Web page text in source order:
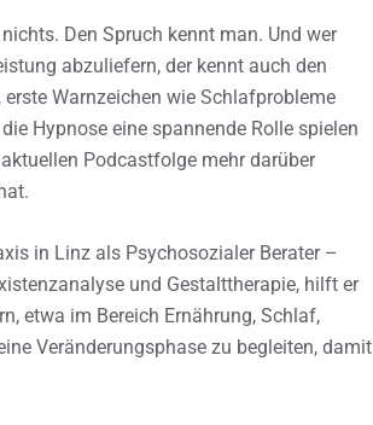
Den Spruch kennt man. Und wer
abzuliefern, der kennt auch den
Warnzeichen wie Schlafprobleme
Hypnose eine spannende Rolle spielen
Podcastfolge mehr darüber
in Linz als Psychosozialer Berater –
und Gestalttherapie, hilft er
etwa im Bereich Ernährung, Schlaf,
Veränderungsphase zu begleiten, damit